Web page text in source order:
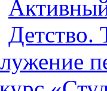
Детство.